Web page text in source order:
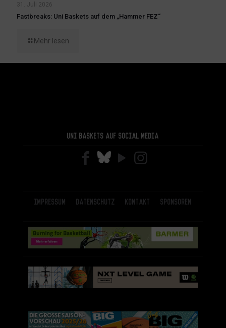
31. Juli 2026
Fastbreaks: Uni Baskets auf dem „Hammer FEZ“
Mehr lesen
Uni Baskets auf Social Media
Impressum Datenschutz Kontakt Sponsoren